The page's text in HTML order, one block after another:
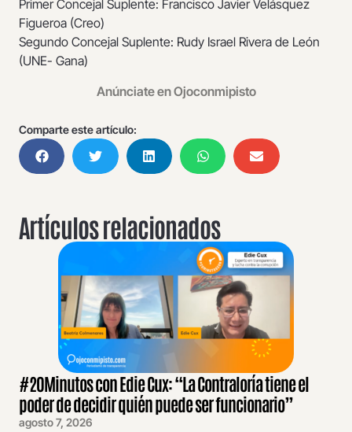
Primer Concejal Suplente: Francisco Javier Velásquez
Figueroa (Creo)
Segundo Concejal Suplente: Rudy Israel Rivera de León
(UNE- Gana)
Anúnciate en Ojoconmipisto
Comparte este artículo:
Artículos relacionados
#20Minutos con Edie Cux: “La Contraloría tiene el
poder de decidir quién puede ser funcionario”
agosto 7, 2026